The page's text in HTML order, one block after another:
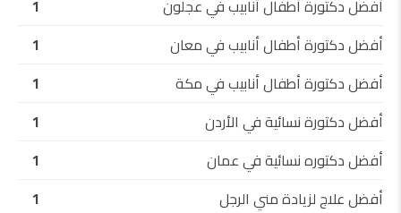
أفضل دكتورة أطفال أنابيب في عجلون
1
أفضل دكتورة أطفال أنابيب في معان
1
أفضل دكتورة أطفال أنابيب في مكة
1
أفضل دكتورة نسائية في الأردن
1
أفضل دكتوره نسائية في عمان
1
أفضل علاج لزيادة مني الرجل
1